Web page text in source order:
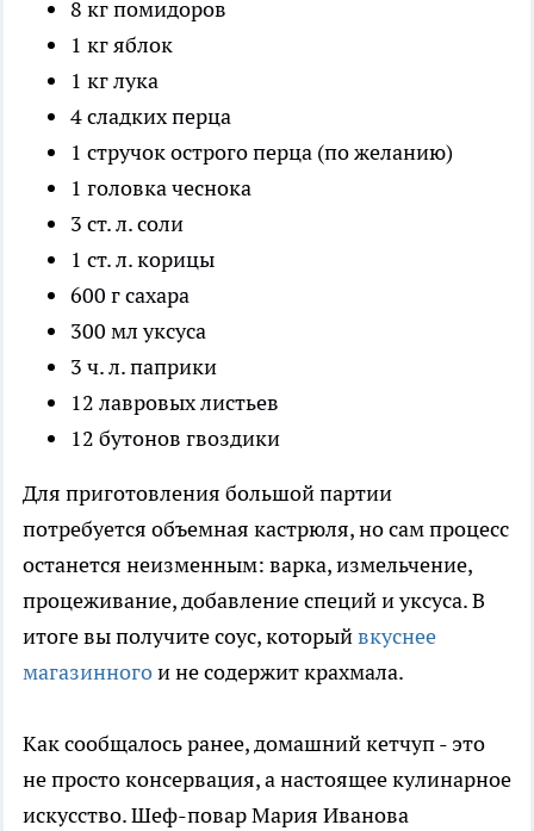
8 кг помидоров
1 кг яблок
1 кг лука
4 сладких перца
1 стручок острого перца (по желанию)
1 головка чеснока
3 ст. л. соли
1 ст. л. корицы
600 г сахара
300 мл уксуса
3 ч. л. паприки
12 лавровых листьев
12 бутонов гвоздики
Для приготовления большой партии
потребуется объемная кастрюля, но сам процесс
останется неизменным: варка, измельчение,
процеживание, добавление специй и уксуса. В
итоге вы получите соус, которыйвкуснее
магазинногои не содержит крахмала.
Как сообщалось ранее, домашний кетчуп - это
не просто консервация, а настоящее кулинарное
искусство. Шеф-повар Мария Иванова